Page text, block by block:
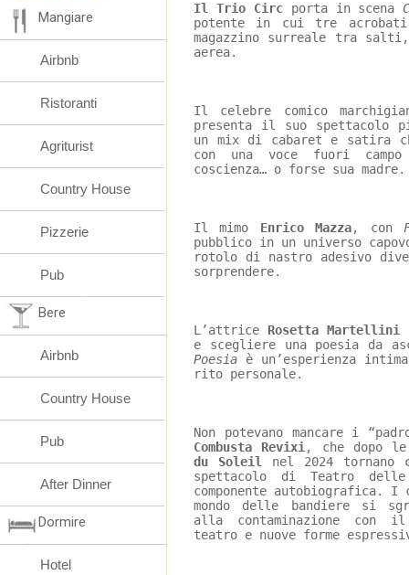
Il Trio Circ porta in scena
potente in cui tre acrobati
magazzino surreale tra
aerea.
Il celebre comico
presenta il suo spettacolo
un mix di cabaret e
con una voce fuori
coscienza… o forse sua madre.
Il mimo Enrico Mazza, con
pubblico in un universo
rotolo di nastro adesivo
sorprendere.
L’attrice Rosetta Martellini
e scegliere una poesia da
Poesia è un’esperienza
rito personale.
Non potevano mancare i
Combusta Revixi , che dopo
du Soleil
nel 2024 tornano
spettacolo di Teatro
componente autobiografica.
mondo delle bandiere si
alla contaminazione con
teatro e nuove forme
Mangiare
Airbnb
Ristoranti
Agriturist
Country House
Pizzerie
Pub
Bere
Airbnb
Country House
Pub
After Dinner
Dormire
Hotel